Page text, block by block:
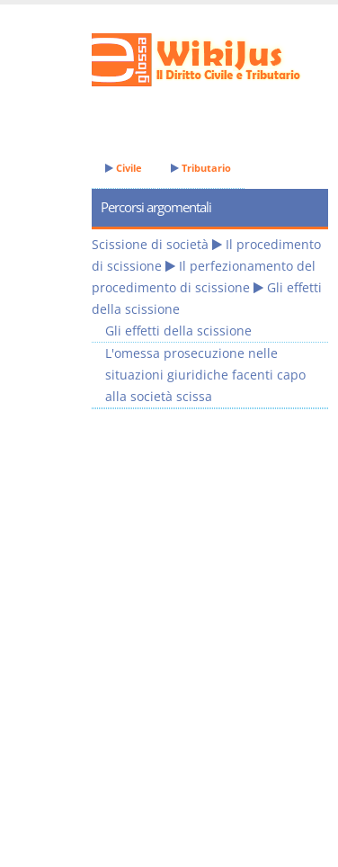
Civile Tributario
Percorsi argomentali
Scissione di società
Il procedimento
di scissione
Il perfezionamento del
procedimento di scissione
Gli effetti
della scissione
Gli effetti della scissione
L'omessa prosecuzione nelle
situazioni giuridiche facenti capo
alla società scissa